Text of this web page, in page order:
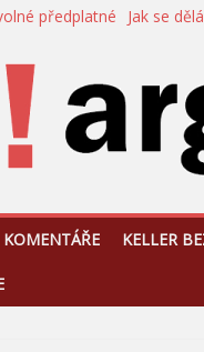
předplatné Jak se
KOMENTÁŘE KELLER